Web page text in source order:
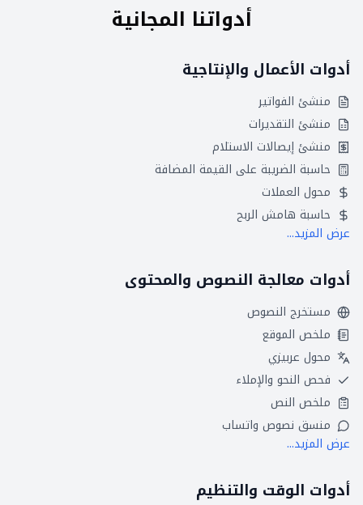
أدواتنا المجانية
أدوات الأعمال والإنتاجية
منشئ الفواتير
منشئ التقديرات
منشئ إيصالات الاستلام
حاسبة الضريبة على القيمة المضافة
محول العملات
حاسبة هامش الربح
عرض المزيد...
أدوات معالجة النصوص والمحتوى
مستخرج النصوص
ملخص الموقع
محول عربيزي
فحص النحو والإملاء
ملخص النص
منسق نصوص واتساب
عرض المزيد...
أدوات الوقت والتنظيم